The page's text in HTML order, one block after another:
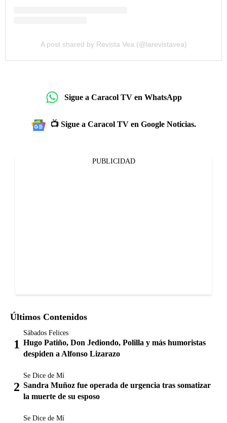
A post shared by Revista Vea (@larevistavea)
Sigue a Caracol TV en WhatsApp
📺 Sigue a Caracol TV en Google Noticias.
PUBLICIDAD
Últimos Contenidos
Sábados Felices
Hugo Patiño, Don Jediondo, Polilla y más humoristas
despiden a Alfonso Lizarazo
Se Dice de Mí
Sandra Muñoz fue operada de urgencia tras somatizar
la muerte de su esposo
Se Dice de Mí